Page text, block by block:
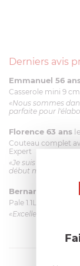
Derniers avis
Emmanuel 56
Casserole mini 9
«Nous sommes
parfaite pour
Florence 63 ans
Couteau complet
Expert
«Je suis satisfaite
début mais ça le
Bernard le 23/
Pale 1.1L pour
«Excellent: produit